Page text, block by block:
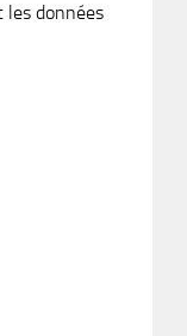
les données